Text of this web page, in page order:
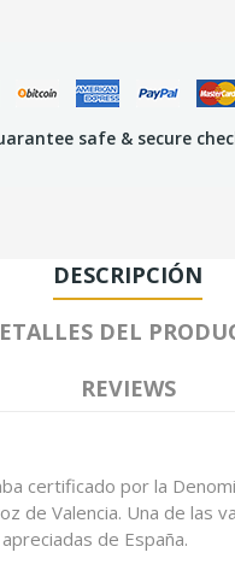
safe & secure
DESCRIPCIÓN
DEL
REVIEWS
certificado por la
de Valencia. Una de las
de España.